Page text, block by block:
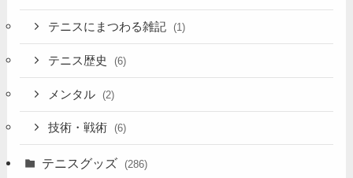
テニスにまつわる雑記 (1)
テニス歴史 (6)
メンタル (2)
技術・戦術 (6)
テニスグッズ (286)